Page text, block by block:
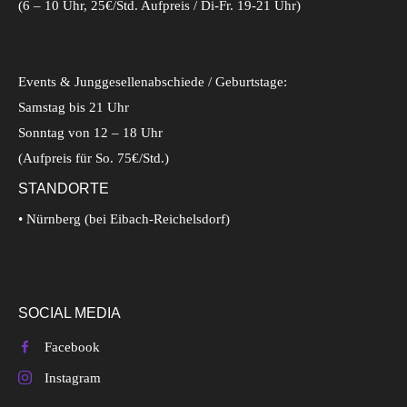
(6 – 10 Uhr, 25€/Std. Aufpreis / Di-Fr. 19-21 Uhr)
Events & Junggesellenabschiede / Geburtstage:
Samstag bis 21 Uhr
Sonntag von 12 – 18 Uhr
(Aufpreis für So. 75€/Std.)
STANDORTE
• Nürnberg (bei Eibach-Reichelsdorf)
SOCIAL MEDIA
Facebook
Instagram